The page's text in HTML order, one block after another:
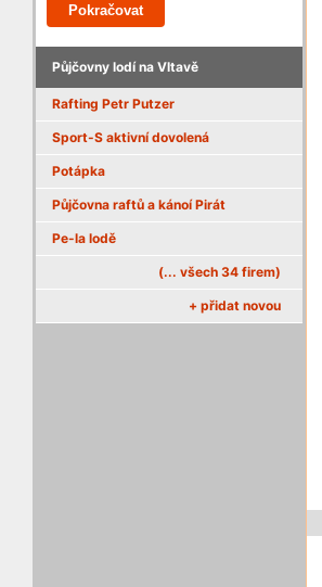
Půjčovny lodí na Vltavě
Rafting Petr Putzer
Sport-S aktivní dovolená
Potápka
Půjčovna raftů a kánoí Pirát
Pe-la lodě
(... všech 34 firem)
+ přidat novou